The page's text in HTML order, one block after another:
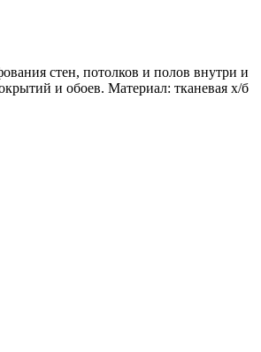
стен, потолков и полов внутри и
и обоев. Материал: тканевая х/б